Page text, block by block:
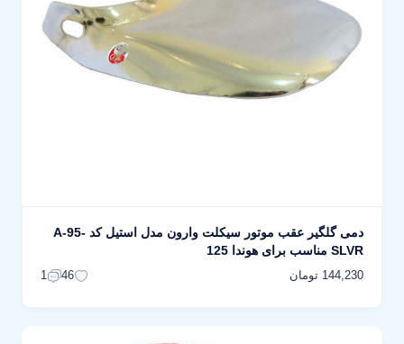
دمی گلگیر عقب موتور سیکلت وارون مدل استیل کد A-95-
SLVR مناسب برای هوندا 125
144,230 تومان 46
1